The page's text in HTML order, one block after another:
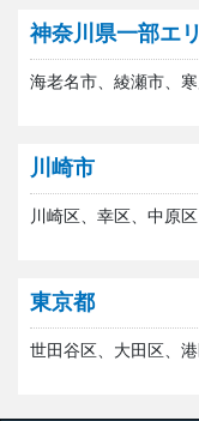
神奈川県一部エ
海老名市、綾瀬市、
川崎市
川崎区、幸区、中原
東京都
世田谷区、大田区、